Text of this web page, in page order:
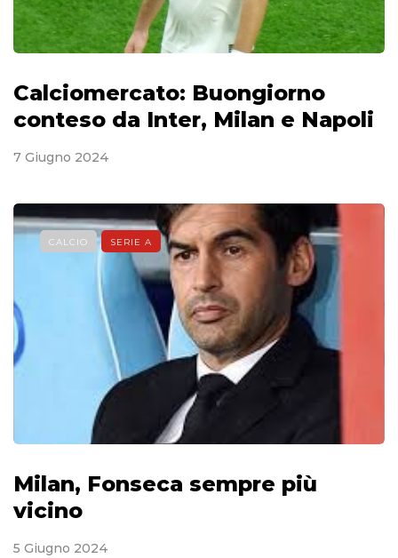
Calciomercato: Buongiorno
conteso da Inter, Milan e Napoli
7 Giugno 2024
CALCIO SERIE A
Milan, Fonseca sempre più
vicino
5 Giugno 2024